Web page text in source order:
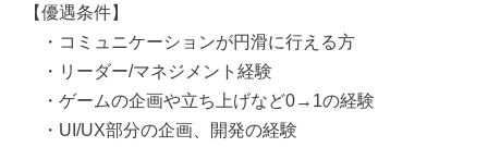
【優遇条件】
・コミュニケーションが円滑に行える方
・リーダー/マネジメント経験
・ゲームの企画や立ち上げなど0→1の経験
・UI/UX部分の企画、開発の経験